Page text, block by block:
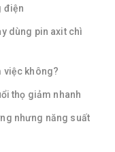
điện
dùng pin axit chì
việc không?
thọ giảm nhanh
nhưng năng suất